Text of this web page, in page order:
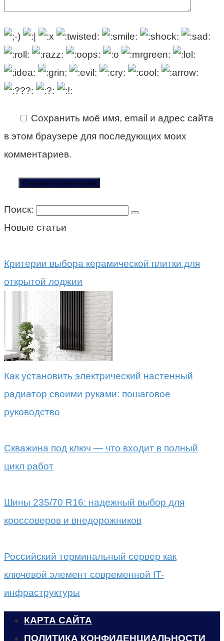
Сохранить моё имя, email и адрес сайта
в этом браузере для последующих моих
комментариев.
Поиск:
Новые статьи
Критерии выбора керамической плитки для
открытой лоджии
Как установить электрический настенный
радиатор своими руками: пошаговое
руководство
Скважина под ключ — что входит в полный
цикл работ
Шины 235/70 R16: надежный выбор для
кроссоверов и внедорожников
Российский терминальный сервер как
ключевой элемент современной IT-
инфраструктуры
КАРТА САЙТА
ПОЛИТИКА КОНФИДЕНЦИАЛЬНОСТИ